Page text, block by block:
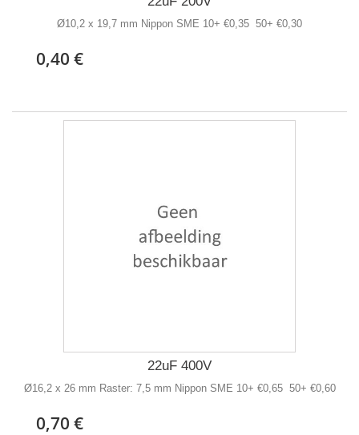
Ø10,2 x 19,7 mm Nippon SME 10+ €0,35 50+ €0,30
0,40 €
22uF 400V
Ø16,2 x 26 mm Raster: 7,5 mm Nippon SME 10+ €0,65 50+ €0,60
0,70 €